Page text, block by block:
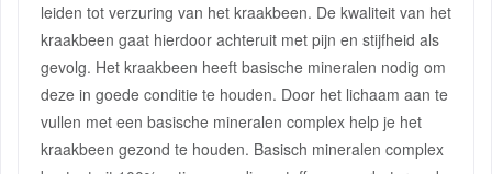
leiden tot verzuring van het kraakbeen. De kwaliteit van het
kraakbeen gaat hierdoor achteruit met pijn en stijfheid als
gevolg. Het kraakbeen heeft basische mineralen nodig om
deze in goede conditie te houden. Door het lichaam aan te
vullen met een basische mineralen complex help je het
kraakbeen gezond te houden. Basisch mineralen complex